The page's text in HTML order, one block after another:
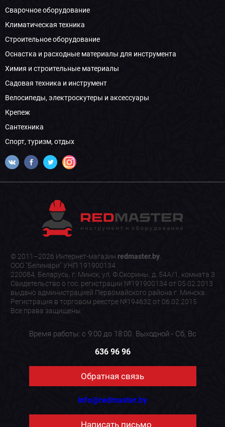
Сварочное оборудование
Климатическая техника
Строительное оборудование
Оснастка и расходные материалы для инструмента
Химия и строительные материалы
Садовая техника и инструмент
Велосипеды, электроскутеры и аксессуары
Крепеж
Сантехника
Спорт, туризм, отдых
© 2011–2026 Интернет-магазин redmaster.by.
ООО "Белинари" УНП 191900134
220084, Беларусь, г. Минск, ул. Ф.Скорины, д. 54А/1, комната 3
Свидетельство о гос. регистрации №191900134 от 05.02.2013
выдано администрацией Первомайского района г. Минска.
Регистрация в торговом реестре №194632 от 06.02.2015
Все права защищены
Время работы: с 9:00 до 18:00. Выходной - Сб, Вс
636 96 96
Обратная связь
info@redmaster.by
Написать письмо